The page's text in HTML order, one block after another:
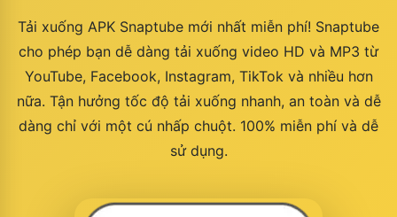
Tải xuống APK Snaptube mới nhất miễn phí! Snaptube
cho phép bạn dễ dàng tải xuống video HD và MP3 từ
YouTube, Facebook, Instagram, TikTok và nhiều hơn
nữa. Tận hưởng tốc độ tải xuống nhanh, an toàn và dễ
dàng chỉ với một cú nhấp chuột. 100% miễn phí và dễ
sử dụng.